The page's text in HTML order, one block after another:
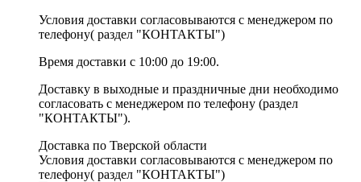
Условия доставки согласовываются с менеджером по
телефону( раздел "КОНТАКТЫ")
Время доставки с 10:00 до 19:00.
Доставку в выходные и праздничные дни необходимо
согласовать с менеджером по телефону (раздел
"КОНТАКТЫ").
Доставка по Тверской области
Условия доставки согласовываются с менеджером по
телефону( раздел "КОНТАКТЫ")